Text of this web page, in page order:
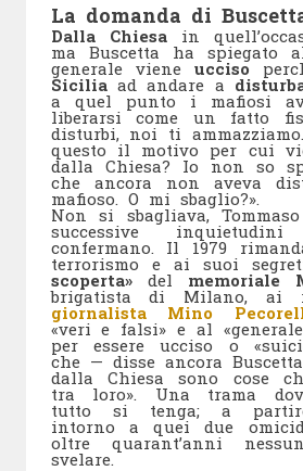
La domanda di
Dalla Chiesa in
ma Buscetta ha spiegato
generale viene ucciso
Sicilia ad andare a
a quel punto i mafiosi
liberarsi come un fatto
disturbi, noi ti
questo il motivo per cui
dalla Chiesa? Io non so
che ancora non aveva
mafioso. O mi sbaglio?».
Non si sbagliava,
successive
confermano. Il 1979
terrorismo e ai suoi
scoperta»del memoriale
brigatista di Milano, ai
giornalista Mino
«veri e falsi» e al
per essere ucciso o
che — disse ancora
dalla Chiesa sono cose
tra loro». Una trama
tutto si tenga; a
intorno a quei due
oltre quarant’anni
svelare.